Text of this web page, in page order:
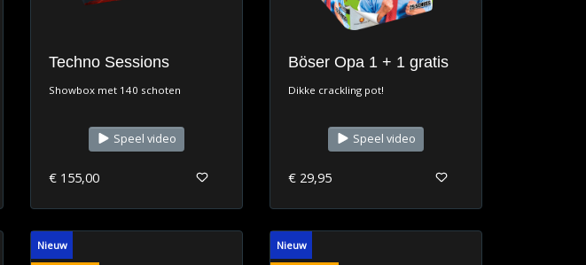
Techno Sessions
Showbox met 140 schoten
Speel video
€ 155,00
Böser Opa 1 + 1 gratis
Dikke crackling pot!
Speel video
€ 29,95
Nieuw Nieuw